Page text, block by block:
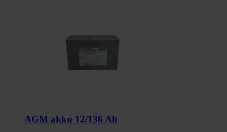
AGM akku 12/136 Ah